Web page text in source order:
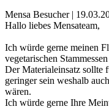
Mensa Besucher |
Hallo liebes Mensateam,
Ich würde gerne meinen
vegetarischen
Der Materialeinsatz sollte
geringer sein weshalb
wären.
Ich würde gerne Ihre